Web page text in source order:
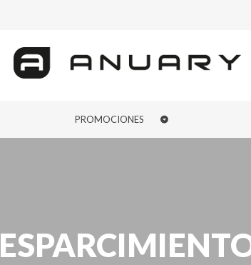
PROMOCIONES